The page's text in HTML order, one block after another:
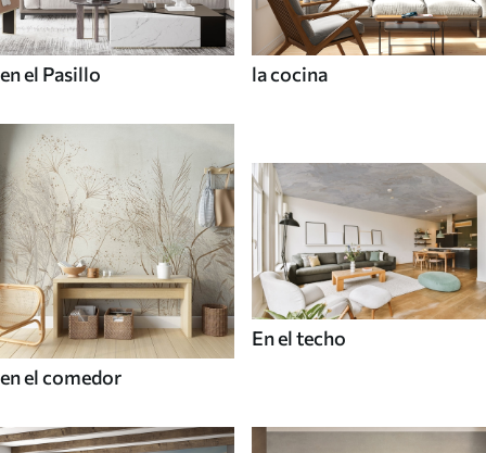
en el Pasillo la cocina
en el comedor
En el techo